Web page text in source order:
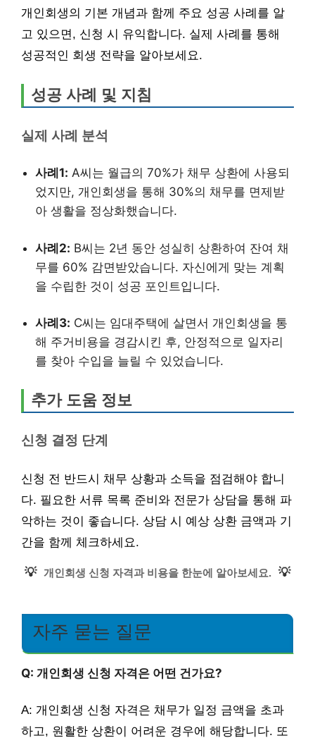
개인회생의 기본 개념과 함께 주요 성공 사례를 알
고 있으면, 신청 시 유익합니다. 실제 사례를 통해
성공적인 회생 전략을 알아보세요.
성공 사례 및 지침
실제 사례 분석
사례1: A씨는 월급의 70%가 채무 상환에 사용되
었지만, 개인회생을 통해 30%의 채무를 면제받
아 생활을 정상화했습니다.
사례2: B씨는 2년 동안 성실히 상환하여 잔여 채
무를 60% 감면받았습니다. 자신에게 맞는 계획
을 수립한 것이 성공 포인트입니다.
사례3: C씨는 임대주택에 살면서 개인회생을 통
해 주거비용을 경감시킨 후, 안정적으로 일자리
를 찾아 수입을 늘릴 수 있었습니다.
추가 도움 정보
신청 결정 단계
신청 전 반드시 채무 상황과 소득을 점검해야 합니
다. 필요한 서류 목록 준비와 전문가 상담을 통해 파
악하는 것이 좋습니다. 상담 시 예상 상환 금액과 기
간을 함께 체크하세요.
💡 개인회생 신청 자격과 비용을 한눈에 알아보세요. 💡
자주 묻는 질문
Q: 개인회생 신청 자격은 어떤 건가요?
A: 개인회생 신청 자격은 채무가 일정 금액을 초과
하고, 원활한 상환이 어려운 경우에 해당합니다. 또